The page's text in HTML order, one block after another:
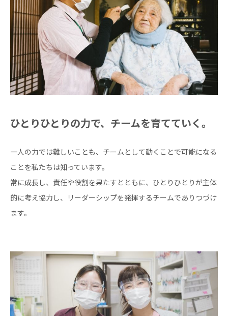
ひとりひとりの力で、チームを育てていく。
一人の力では難しいことも、チームとして動くことで可能になる
ことを私たちは知っています。
常に成長し、責任や役割を果たすとともに、ひとりひとりが主体
的に考え協力し、リーダーシップを発揮するチームでありつづけ
ます。